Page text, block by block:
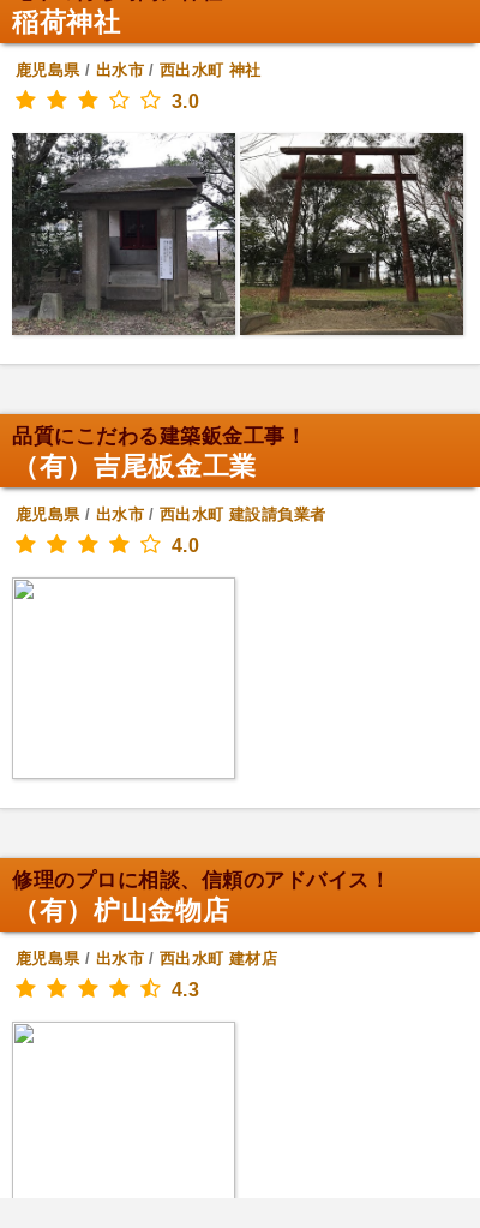
稲荷神社
鹿児島県/ 出水市/西出水町 神社
3.0
品質にこだわる建築鈑金工事！
（有）吉尾板金工業
鹿児島県/ 出水市/西出水町 建設請負業者
4.0
修理のプロに相談、信頼のアドバイス！
（有）枦山金物店
鹿児島県/ 出水市/西出水町 建材店
4.3